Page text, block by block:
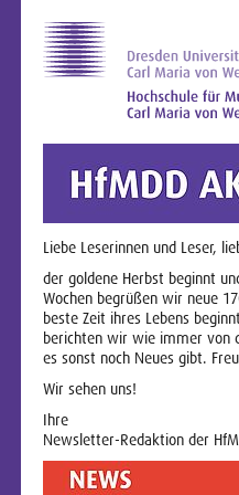
Liebe Leserinnen und Leser,
der goldene Herbst beginnt
Wochen begrüßen wir neue
beste Zeit ihres Lebens
berichten wir wie immer von
es sonst noch Neues gibt.
Wir sehen uns!
Ihre
Newsletter-Redaktion der